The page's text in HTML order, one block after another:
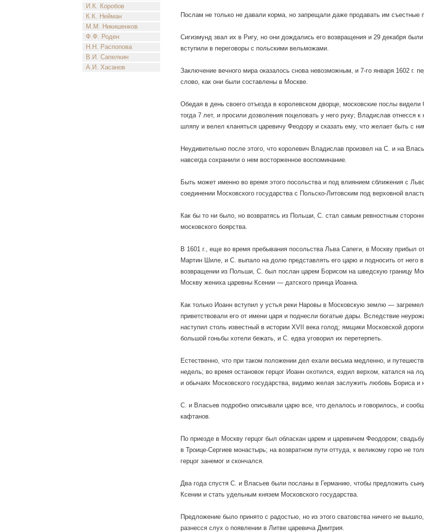
И.К. Коробов
К.К. Нейман
М.М. Никишенков
Ф.Ф. Роден
Н.Н. Распопова
В.И. Сапелкин
А.И. Хасанов
Послам не только не давали корма, но запрещали даже продавать им съестные
Сигизмунд звал их в Ригу, но они дождались его возвращения и 29 декабря
вступили в переговоры с польскими вельможами.
Заключение вечного мира оказалось снова невозможным, и 7-го января 1602 г.
слово, как они были составлены в Москве.
Обедая в день своего отъезда в королевском дворце, московские послы
тогда 7 лет, и просили дозволения поцеловать у него руку; Владислав отнесся
шляпу и велел кланяться царевичу Феодору и сказать ему, что желает быть с
Неудивительно после этого, что королевич Владислав произвел на С. и на
навсегда сохранили о нем восторженное воспоминание.
Быть может именно во время этого посольства и под влиянием сближения с
соединении Московского государства с Польско-Литовским под верховной
Как бы то ни было, но возвратясь из Польши, С. стал самым ревностным
московского боярства.
В 1601 г., еще во время пребывания посольства Льва Сапеги, в Москву прибыл
Мартин Шиле, и С. выпало на долю представлять его царю и подносить от него
возвращении из Польши, С. был послан царем Борисом на шведскую границу
Москву жениха царевны Ксении — датского принца Иоанна.
Как только Иоанн вступил у устья реки Наровы в Московскую землю —
приветствовали его от имени царя и поднесли богатые дары. Вследствие
наступил столь известный в истории XVII века голод; ямщики Московской
большой гоньбы хотели бежать, и С. едва уговорил их перетерпеть.
Естественно, что при таком положении дел ехали весьма медленно, и
недель; во время остановок герцог Иоанн охотился, ездил верхом, катался на
и обычаях Московского государства, видимо желая заслужить любовь Бориса и
С. и Власьев подробно описывали царю все, что делалось и говорилось, и
кафтанов.
По приезде в Москву герцог был обласкан царем и царевичем Феодором;
в Троице-Сергиев монастырь; на возвратном пути оттуда, к великому горю не
герцог занемог и скончался.
Два года спустя С. и Власьев были посланы в Германию, чтобы предложить
Ксении и стать удельным князем Московского государства.
Предложение было принято с радостью, но из этого сватовства ничего не
разнесся слух о появлении в Литве царевича Дмитрия.